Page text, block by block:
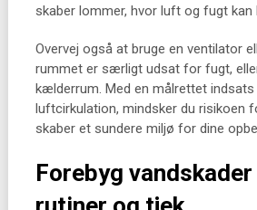
skaber lommer, hvor luft og fugt kan
Overvej også at bruge en ventilator
rummet er særligt udsat for fugt,
kælderrum. Med en målrettet
luftcirkulation, mindsker du risikoen
skaber et sundere miljø for dine
Forebyg